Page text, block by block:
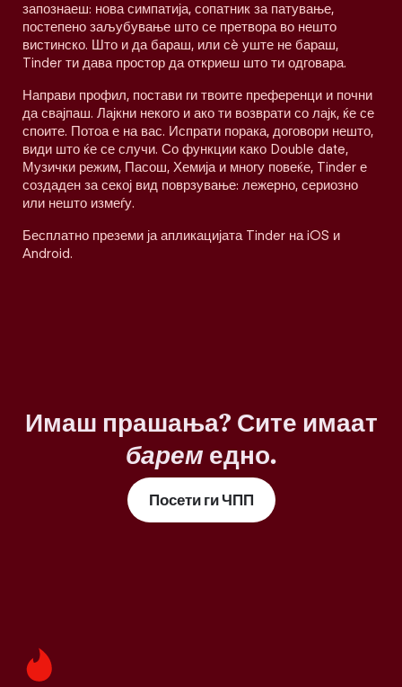
запознаеш: нова симпатија, сопатник за патување,
постепено заљубување што се претвора во нешто
вистинско. Што и да бараш, или сè уште не бараш,
Tinder ти дава простор да откриеш што ти одговара.
Направи профил, постави ги твоите преференци и почни
да свајпаш. Лајкни некого и ако ти возврати со лајк, ќе се
споите. Потоа е на вас. Испрати порака, договори нешто,
види што ќе се случи. Со функции како Double date,
Музички режим, Пасош, Хемија и многу повеќе, Tinder е
создаден за секој вид поврзување: лежерно, сериозно
или нешто измеѓу.
Бесплатно преземи ја апликацијата Tinder на iOS и
Android.
Имаш прашања? Сите имаат
барем едно.
Посети ги ЧПП